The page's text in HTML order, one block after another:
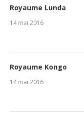
Royaume Lunda
14 mai 2016
Royaume Kongo
14 mai 2016